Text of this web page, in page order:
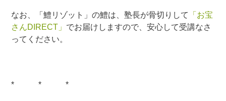
なお、「鱧リゾット」の鱧は、塾長が骨切りして
「お宝
さんDIRECT」 でお届けしますので、安心して受講なさ
ってください。
* * *